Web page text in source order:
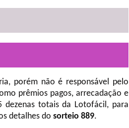
porém não é responsável pelo
prêmios pagos, arrecadação e
dezenas totais da Lotofácil, para
detalhes do sorteio 889.